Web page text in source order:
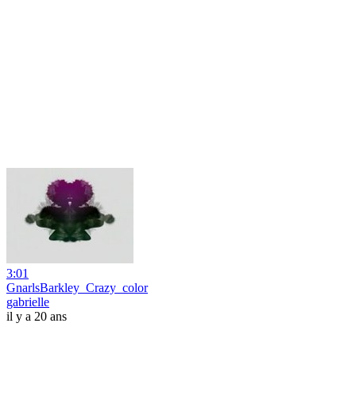
3:01
GnarlsBarkley_Crazy_color
gabrielle
il y a 20 ans